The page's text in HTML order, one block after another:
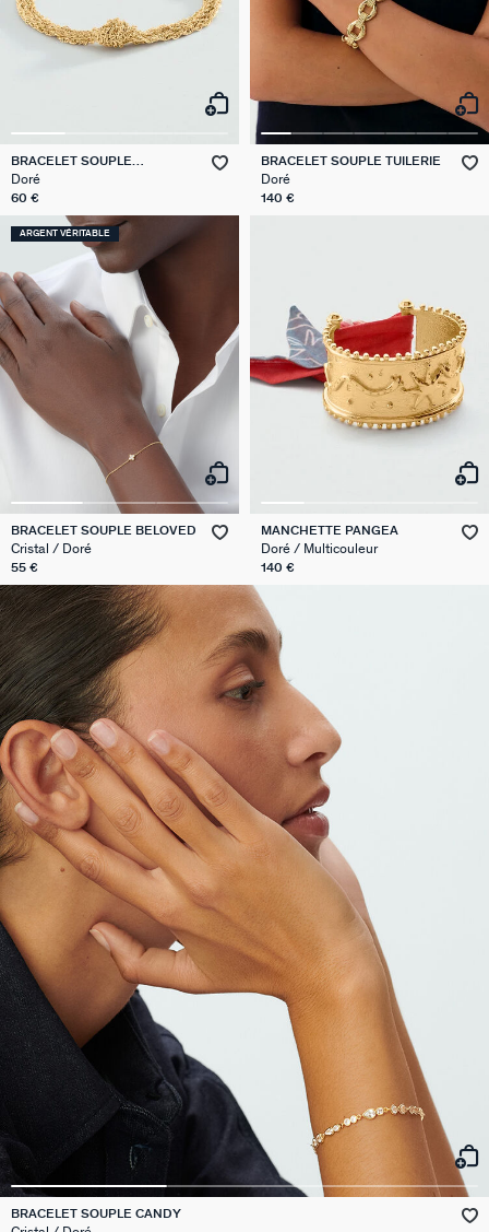
BRACELET SOUPLE
SOLFERINO
Doré
60 €
BRACELET SOUPLE TUILERIE
Doré
140 €
ARGENT VÉRITABLE
BRACELET SOUPLE BELOVED
Cristal / Doré
55 €
MANCHETTE PANGEA
Doré / Multicouleur
140 €
BRACELET SOUPLE CANDY